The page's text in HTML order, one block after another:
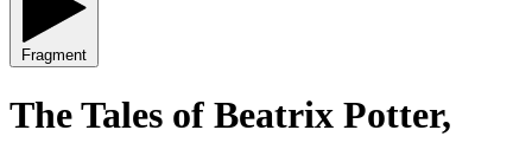
Fragment
The Tales of Beatrix Potter,